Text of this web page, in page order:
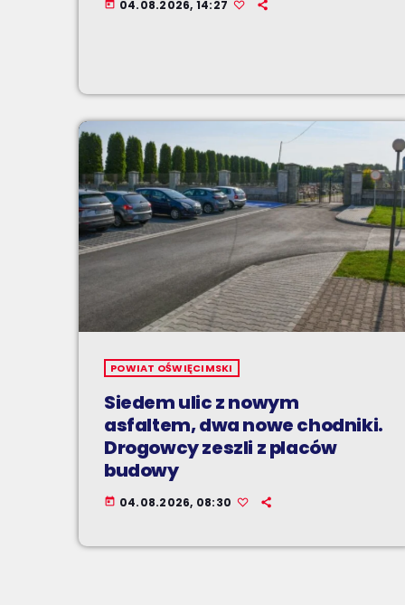
today 04.08.2026, 14:27
POWIAT OŚWIĘCIMSKI
Siedem ulic z nowym
asfaltem, dwa nowe chodniki.
Drogowcy zeszli z placów
budowy
today 04.08.2026, 08:30